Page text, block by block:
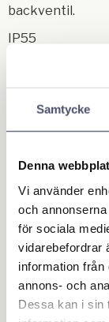
Samtycke
Denna
Vi använder
och
för sociala
vidarebefordrar
information från
annons- och
Dessa kan i sin
backventil.
IP55
Related